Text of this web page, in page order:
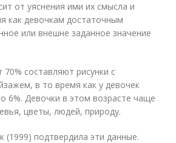
от уяснения ими их смысла и
как девоч­кам достаточным
или внешне заданное значение
составляют рисунки с
в то время как у девочек
6%. Девочки в этом возрасте чаще
цветы, людей, природу.
подтвердила эти данные.